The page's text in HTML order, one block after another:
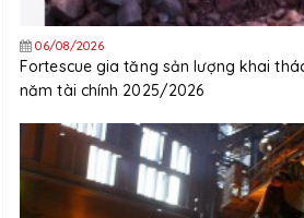
06/08/2026
Fortescue gia tăng sản lượng khai
năm tài chính 2025/2026